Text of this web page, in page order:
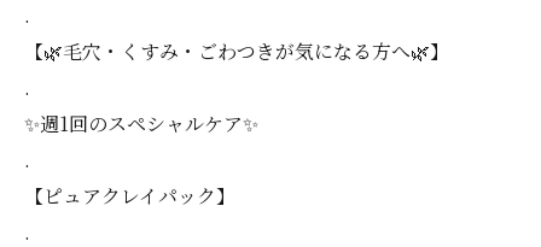
.
【🌿毛穴・くすみ・ごわつきが気になる方へ🌿】
.
✨週1回のスペシャルケア✨
.
【ピュアクレイパック】
.